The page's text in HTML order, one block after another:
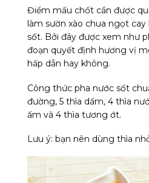
Điểm mấu chốt cần được
làm sườn xào chua ngọt
sốt. Bởi đây được xem như
đoạn quyết định hương vị
hấp dẫn hay không.
Công thức pha nước sốt
đường, 5 thìa dấm, 4 thìa
ấm và 4 thìa tương ớt.
Lưu ý: bạn nên dùng thìa